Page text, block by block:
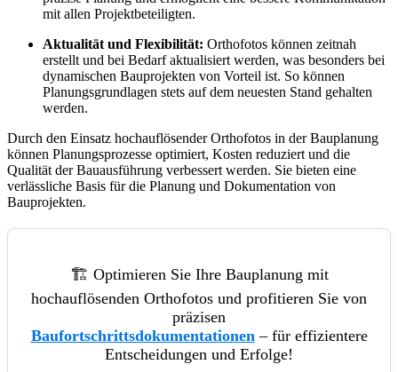
mit allen Projektbeteiligten.
Aktualität und Flexibilität: Orthofotos können zeitnah
erstellt und bei Bedarf aktualisiert werden, was besonders bei
dynamischen Bauprojekten von Vorteil ist. So können
Planungsgrundlagen stets auf dem neuesten Stand gehalten
werden.
Durch den Einsatz hochauflösender Orthofotos in der Bauplanung
können Planungsprozesse optimiert, Kosten reduziert und die
Qualität der Bauausführung verbessert werden. Sie bieten eine
verlässliche Basis für die Planung und Dokumentation von
Bauprojekten.
🏗️ Optimieren Sie Ihre Bauplanung mit
hochauflösenden Orthofotos und profitieren Sie von
präzisen
Baufortschrittsdokumentationen– für effizientere
Entscheidungen und Erfolge!